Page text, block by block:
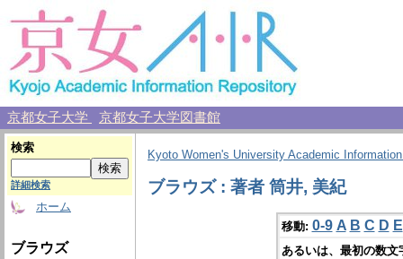
京都女子大学 京都女子大学図書館
検索
詳細検索
ホーム
ブラウズ
Kyoto Women's University Academic
ブラウズ : 著者 筒井, 美紀
移動: 0-9 A B C D E
あるいは、最初の数